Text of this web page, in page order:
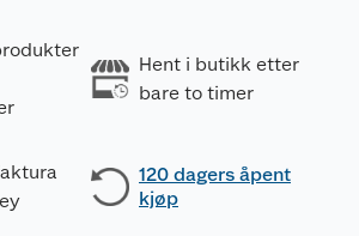
Hent i butikk etter
bare to timer
120 dagers åpent
kjøp